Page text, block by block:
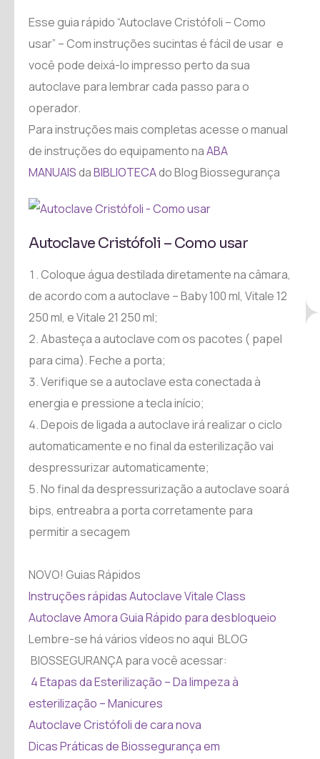
Esse guia rápido “Autoclave Cristófoli – Como
usar” – Com instruções sucintas é fácil de usar e
você pode deixá-lo impresso perto da sua
autoclave para lembrar cada passo para o
operador.
Para instruções mais completas acesse o manual
de instruções do equipamento naABA
MANUAISdaBIBLIOTECAdo Blog Biossegurança
Autoclave Cristófoli – Como usar
Coloque água destilada diretamente na câmara,
de acordo com a autoclave – Baby 100 ml, Vitale 12
250 ml, e Vitale 21 250 ml;
Abasteça a autoclave com os pacotes ( papel
para cima). Feche a porta;
Verifique se a autoclave esta conectada à
energia e pressione a tecla início;
Depois de ligada a autoclave irá realizar o ciclo
automaticamente e no final da esterilização vai
despressurizar automaticamente;
No final da despressurização a autoclave soará
bips, entreabra a porta corretamente para
permitir a secagem
NOVO! Guias Rápidos
Instruções rápidas Autoclave Vitale Class
Autoclave Amora Guia Rápido para desbloqueio
Lembre-se há vários vídeos no aqui BLOG
BIOSSEGURANÇA para você acessar:
4 Etapas da Esterilização – Da limpeza à
esterilização – Manicures
Autoclave Cristófoli de cara nova
Dicas Práticas de Biossegurança em